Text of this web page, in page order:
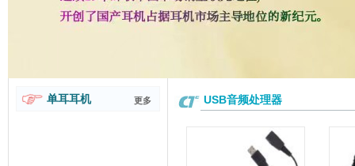
单耳耳机 更多 USB音频处理器